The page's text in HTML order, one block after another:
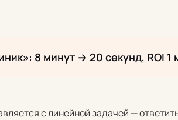
8 минут → 20 секунд, ROI 1
с линейной задачей —